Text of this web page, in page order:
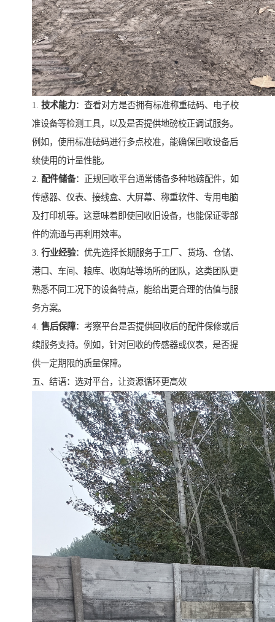
1. 技术能力：查看对方是否拥有标准称重砝码、电子校
准设备等检测工具，以及是否提供地磅校正调试服务。
例如，使用标准砝码进行多点校准，能确保回收设备后
续使用的计量性能。
2. 配件储备：正规回收平台通常储备多种地磅配件，如
传感器、仪表、接线盒、大屏幕、称重软件、专用电脑
及打印机等。这意味着即使回收旧设备，也能保证零部
件的流通与再利用效率。
3. 行业经验：优先选择长期服务于工厂、货场、仓储、
港口、车间、粮库、收购站等场所的团队，这类团队更
熟悉不同工况下的设备特点，能给出更合理的估值与服
务方案。
4. 售后保障：考察平台是否提供回收后的配件保修或后
续服务支持。例如，针对回收的传感器或仪表，是否提
供一定期限的质量保障。
五、结语：选对平台，让资源循环更高效